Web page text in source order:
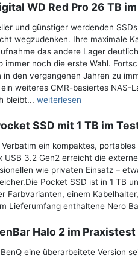
WD Red Pro 26 TB
und günstiger werdenden
wegzudenken. Ihre maximale
das andere Lager
immer noch die erste Wahl.
in den vergangenen Jahren zu
weiteres CMR-basiertes
bleibt... weiterlesen
SSD mit 1 TB im
ein kompaktes,
USB 3.2 Gen2 erreicht die
wie privaten Einsatz –
Pocket SSD ist in 1 TB
Farbvarianten, einem
Lieferumfang enthaltene Nero
Halo 2 im Praxistest
eine überarbeitete Version